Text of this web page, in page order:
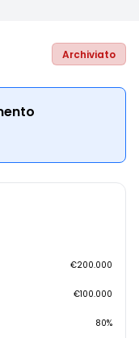
Archiviato
€200.000
€100.000
80%